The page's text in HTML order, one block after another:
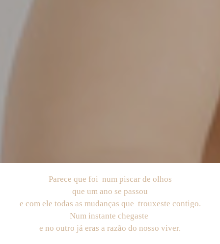
Parece que foi num piscar de olhos
que um ano se passou
e com ele todas as mudanças que trouxeste contigo.
Num instante chegaste
e no outro já eras a razão do nosso viver.